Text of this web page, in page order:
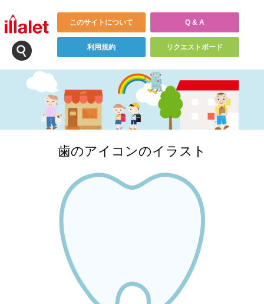
このサイトについて Q & A
利用規約 リクエストボード
歯のアイコンのイラスト